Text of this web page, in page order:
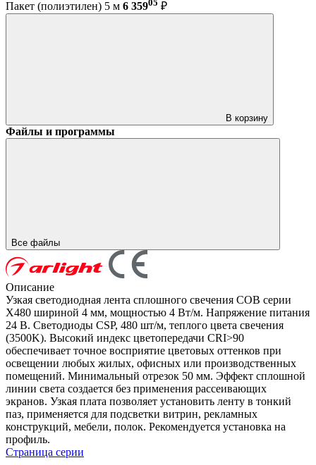
Пакет (полиэтилен) 5 м 6 35905 ₽
В корзину
Файлы и программы
Все файлы
Описание
Узкая светодиодная лента сплошного свечения COB серии
X480 шириной 4 мм, мощностью 4 Вт/м. Напряжение питания
24 В. Светодиоды CSP, 480 шт/м, теплого цвета свечения
(3500K). Высокий индекс цветопередачи CRI>90
обеспечивает точное восприятие цветовых оттенков при
освещении любых жилых, офисных или производственных
помещений. Минимальный отрезок 50 мм. Эффект сплошной
линии света создается без применения рассеивающих
экранов. Узкая плата позволяет установить ленту в тонкий
паз, применяется для подсветки витрин, рекламных
конструкций, мебели, полок. Рекомендуется установка на
профиль.
Страница серии